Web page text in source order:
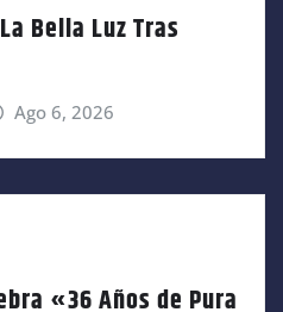
Bella Luz Tras
Ago 6, 2026
«36 Años de Pura